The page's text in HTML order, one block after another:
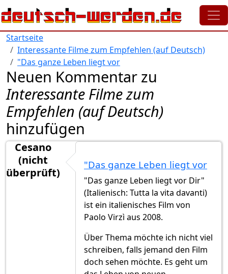
Direkt zum Inhalt
Startseite
Interessante Filme zum Empfehlen (auf Deutsch)
"Das ganze Leben liegt vor
Neuen Kommentar zu
Interessante Filme zum
Empfehlen (auf Deutsch)
hinzufügen
Cesano
(nicht
überprüft)
"Das ganze Leben liegt vor
"Das ganze Leben liegt vor Dir"
(Italienisch: Tutta la vita davanti)
ist ein italienisches Film von
Paolo Virzì aus 2008.
Über Thema möchte ich nicht viel
schreiben, falls jemand den Film
doch sehen möchte. Es geht um